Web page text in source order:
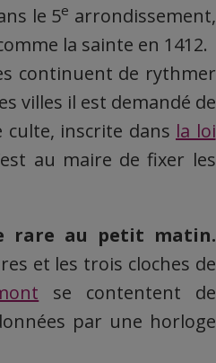
le 5e arrondissement,
la sainte en 1412.
continuent de rythmer
villes il est demandé de
culte, inscrite dans la loi
au maire de fixer les
rare au petit matin.
et les trois cloches de
se contentent de
par une horloge